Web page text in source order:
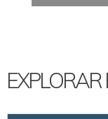
EXPLORAR